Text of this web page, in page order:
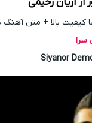
کیفیت بالا + متن
سرا
Siyanor